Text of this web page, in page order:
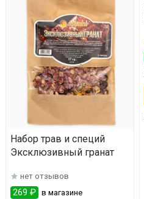
Набор трав и специй
Эксклюзивный гранат
нет отзывов
269 ₽ в магазине